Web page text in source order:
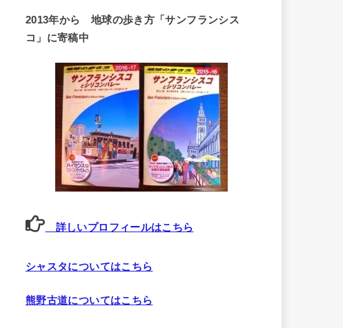
2013年から 地球の歩き方「サンフランシス
コ」に寄稿中
詳しいプロフィールはこちら
シャスタについてはこちら
熊野古道についてはこちら